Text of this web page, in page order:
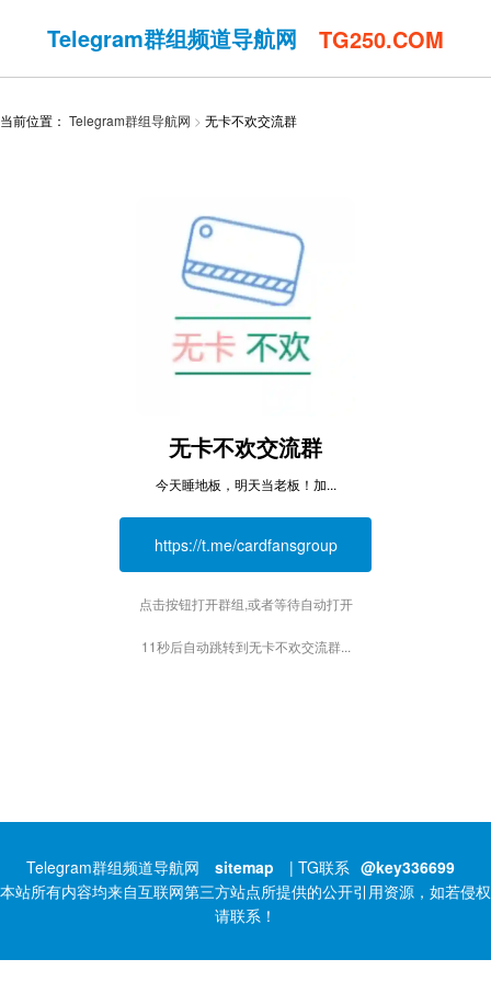
Telegram群组频道导航网 TG250.COM
当前位置： Telegram群组导航网 无卡不欢交流群
无卡不欢交流群
今天睡地板，明天当老板！加...
https://t.me/cardfansgroup
点击按钮打开群组,或者等待自动打开
11秒后自动跳转到无卡不欢交流群...
Telegram群组频道导航网 sitemap | TG联系 @key336699
本站所有内容均来自互联网第三方站点所提供的公开引用资源，如若侵权
请联系！